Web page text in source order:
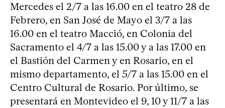
Mercedes el 2/7 a las 16.00 en el teatro 28 de
Febrero, en San José de Mayo el 3/7 a las
16.00 en el teatro Macció, en Colonia del
Sacramento el 4/7 a las 15.00 y a las 17.00 en
el Bastión del Carmen y en Rosario, en el
mismo departamento, el 5/7 a las 15.00 en el
Centro Cultural de Rosario. Por último, se
presentará en Montevideo el 9, 10 y 11/7 a las